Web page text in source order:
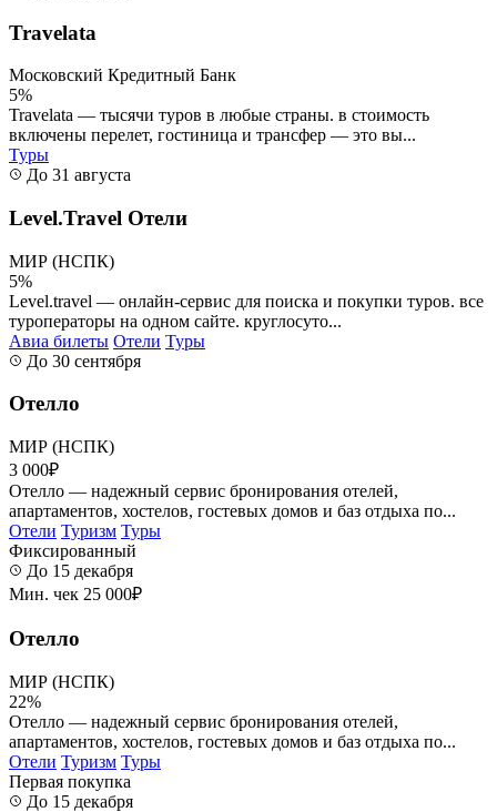
Travelata
Московский Кредитный Банк
5%
Travelata — тысячи туров в любые страны. в стоимость
включены перелет, гостиница и трансфер — это вы...
Туры
До 31 августа
Level.Travel Отели
МИР (НСПК)
5%
Level.travel — онлайн-сервис для поиска и покупки туров. все
туроператоры на одном сайте. круглосуто...
Авиа билеты Отели Туры
До 30 сентября
Отелло
МИР (НСПК)
3 000₽
Отелло — надежный сервис бронирования отелей,
апартаментов, хостелов, гостевых домов и баз отдыха по...
Отели Туризм Туры
Фиксированный
До 15 декабря
Мин. чек 25 000₽
Отелло
МИР (НСПК)
22%
Отелло — надежный сервис бронирования отелей,
апартаментов, хостелов, гостевых домов и баз отдыха по...
Отели Туризм Туры
Первая покупка
До 15 декабря